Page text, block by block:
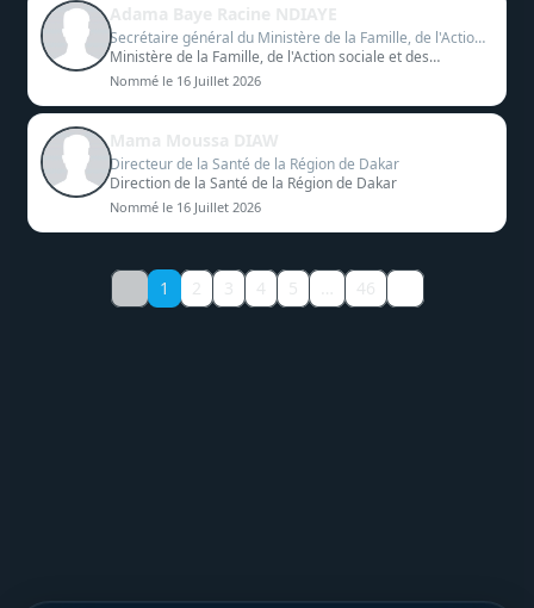
Adama Baye Racine NDIAYE
Secrétaire général du Ministère de la Famille, de l'Action
sociale et des Solidarités
Ministère de la Famille, de l'Action sociale et des
Solidarités
Nommé le 16 Juillet 2026
Mama Moussa DIAW
Directeur de la Santé de la Région de Dakar
Direction de la Santé de la Région de Dakar
Nommé le 16 Juillet 2026
1 2 3 4 5 46